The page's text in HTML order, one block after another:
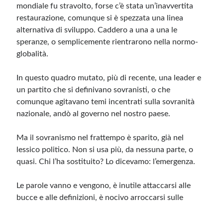
mondiale fu stravolto, forse c’è stata un’inavvertita
restaurazione, comunque si è spezzata una linea
alternativa di sviluppo. Caddero a una a una le
speranze, o semplicemente rientrarono nella normo-
globalità.
In questo quadro mutato, più di recente, una leader e
un partito che si definivano sovranisti, o che
comunque agitavano temi incentrati sulla sovranità
nazionale, andò al governo nel nostro paese.
Ma il sovranismo nel frattempo è sparito, già nel
lessico politico. Non si usa più, da nessuna parte, o
quasi. Chi l’ha sostituito? Lo dicevamo: l’emergenza.
Le parole vanno e vengono, è inutile attaccarsi alle
bucce e alle definizioni, è nocivo arroccarsi sulle